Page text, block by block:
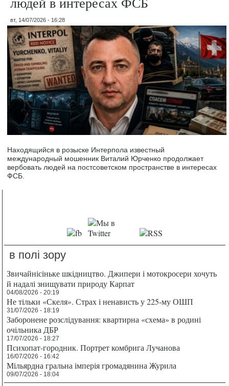
вт, 14/07/2026 - 16:28
Находящийся в розыске Интерпола известный
международный мошенник Виталий Юрченко продолжает
вербовать людей на постсоветском пространстве в интересах
ФСБ.
в полі зору
Звичайнісіньке шкідництво. Джипери і мотокросери хочуть
й надалі знищувати природу Карпат
04/08/2026 - 20:19
Не тільки «Скеля». Страх і ненависть у 225-му ОШП
31/07/2026 - 18:19
Заборонене розслідування: квартирна «схема» в родині
очільника ДБР
17/07/2026 - 18:27
Психопат-городник. Портрет комбрига Лучанова
16/07/2026 - 16:42
Мільярдна гральна імперія громадянина Журила
09/07/2026 - 18:04